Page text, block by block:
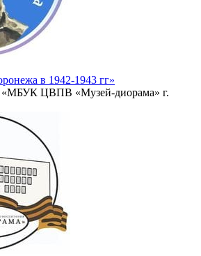
в 1942-1943 гг»
«МБУК ЦВПВ «Музей-диорама» г.